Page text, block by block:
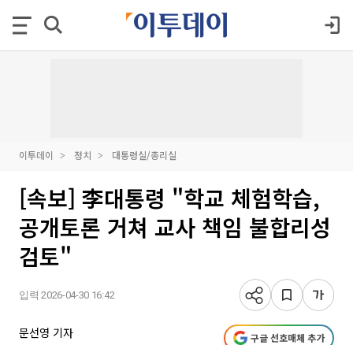
이투데이 정치 대통령실/총리실
[속보] 李대통령 "학교 체험학습,
공개토론 거쳐 교사 책임 불합리성
검토"
입력 2026-04-30 16:42
문선영 기자 구글 선호매체 추가